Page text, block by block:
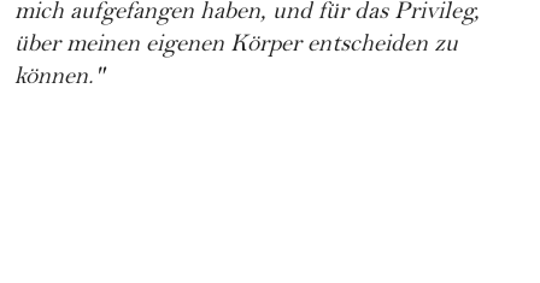
mich aufgefangen haben, und für das Privileg,
über meinen eigenen Körper entscheiden zu
können."